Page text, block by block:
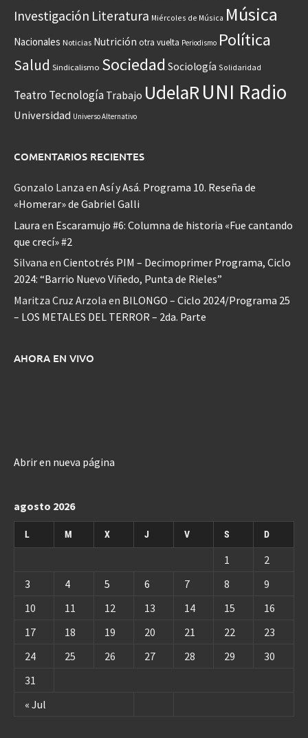
Investigación Literatura Miércoles de Música Música
Nacionales Noticias Nutrición otra vuelta Periodismo Política
Salud Sindicalismo Sociedad Sociología Solidaridad
Teatro Tecnología Trabajo UdelaRUNI Radio
Universidad Universo Alternativo
COMENTARIOS RECIENTES
Gonzalo Lanza en Así y Asá. Programa 10. Reseña de
«Homerar» de Gabriel Galli
Laura en Escaramujo #6: Columna de historia «Fue cantando
que crecí» #2
Silvana en Cientotrés PIM – Decimoprimer Programa, Ciclo
2024: “Barrio Nuevo Viñedo, Punta de Rieles”
Maritza Cruz Arzola en BILONGO – Ciclo 2024/Programa 25
– LOS METALES DEL TERROR – 2da. Parte
AHORA EN VIVO
Abrir en nueva página
agosto 2026
L M X J V S D
« Jul
1
2
3
4 5 6 7 8
9
10
11 12 13 14 15
16
17
18 19 20 21 22
23
24
25 26 27 28 29
30
31